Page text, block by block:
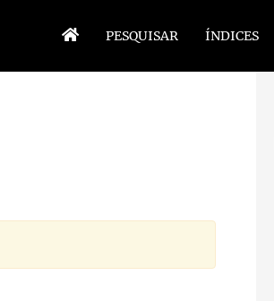
PESQUISAR ÍNDICES